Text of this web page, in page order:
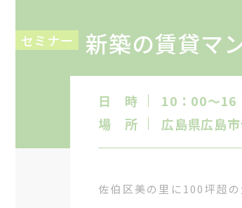
セミナー 新築の賃貸マ
日 時
10：00～16
場 所
広島県広島
佐伯区美の里に100坪超